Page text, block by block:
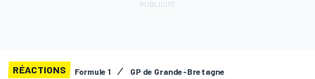
RÉACTIONS Formule 1 GP de Grande-Bretagne